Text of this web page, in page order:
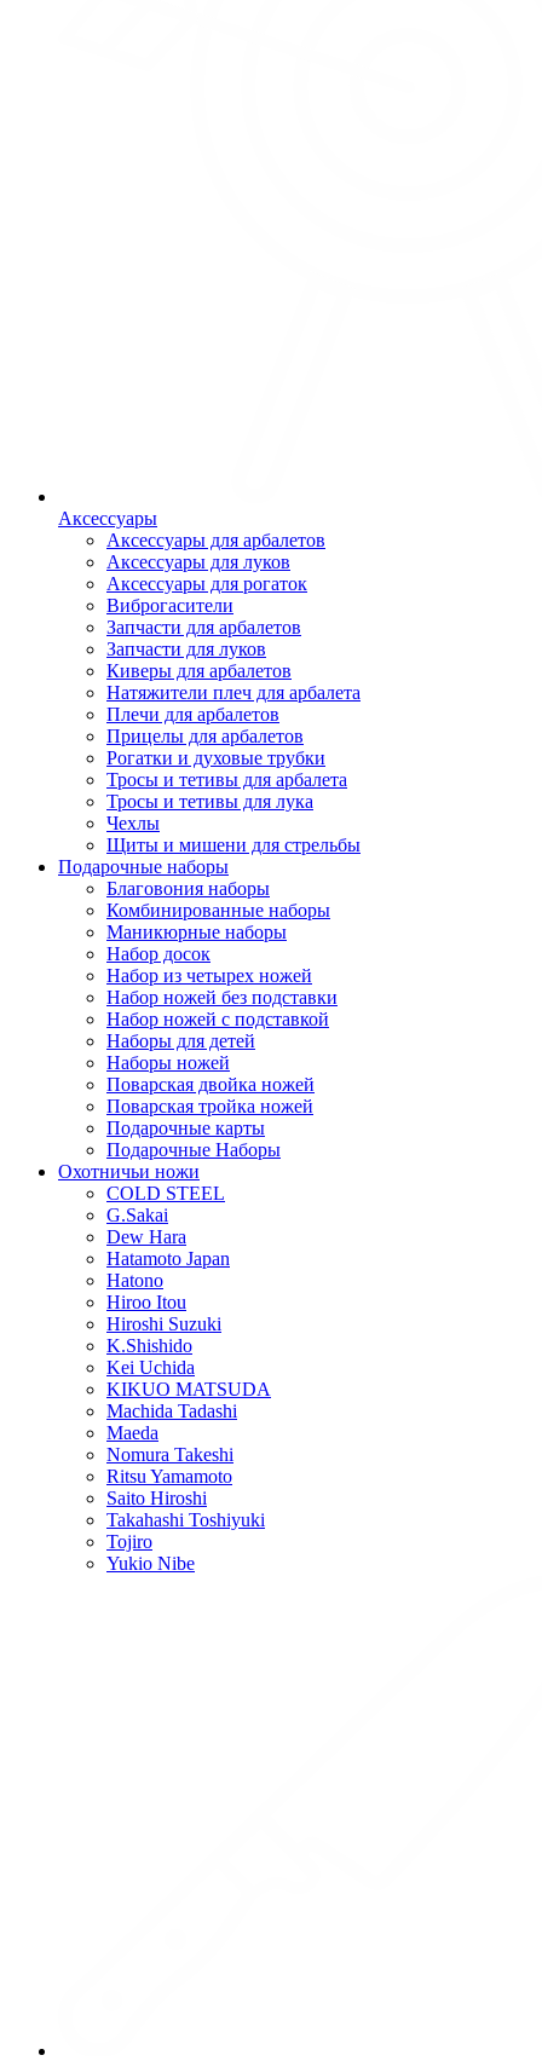
Аксессуары
Аксессуары для арбалетов
Аксессуары для луков
Аксессуары для рогаток
Виброгасители
Запчасти для арбалетов
Запчасти для луков
Киверы для арбалетов
Натяжители плеч для арбалета
Плечи для арбалетов
Прицелы для арбалетов
Рогатки и духовые трубки
Тросы и тетивы для арбалета
Тросы и тетивы для лука
Чехлы
Щиты и мишени для стрельбы
Подарочные наборы
Благовония наборы
Комбинированные наборы
Маникюрные наборы
Набор досок
Набор из четырех ножей
Набор ножей без подставки
Набор ножей с подставкой
Наборы для детей
Наборы ножей
Поварская двойка ножей
Поварская тройка ножей
Подарочные карты
Подарочные Наборы
Охотничьи ножи
COLD STEEL
G.Sakai
Dew Hara
Hatamoto Japan
Hatono
Hiroo Itou
Hiroshi Suzuki
K.Shishido
Kei Uchida
KIKUO MATSUDA
Machida Tadashi
Maeda
Nomura Takeshi
Ritsu Yamamoto
Saito Hiroshi
Takahashi Toshiyuki
Tojiro
Yukio Nibe